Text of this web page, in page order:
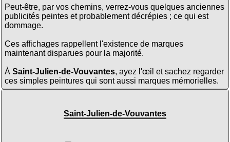
Peut-être, par vos chemins, verrez-vous quelques anciennes
publicités peintes et probablement décrépies ; ce qui est
dommage.
Ces affichages rappellent l'existence de marques
maintenant disparues pour la majorité.
À Saint-Julien-de-Vouvantes, ayez l'œil et sachez regarder
ces simples peintures qui sont aussi marques mémorielles.
Saint-Julien-de-Vouvantes